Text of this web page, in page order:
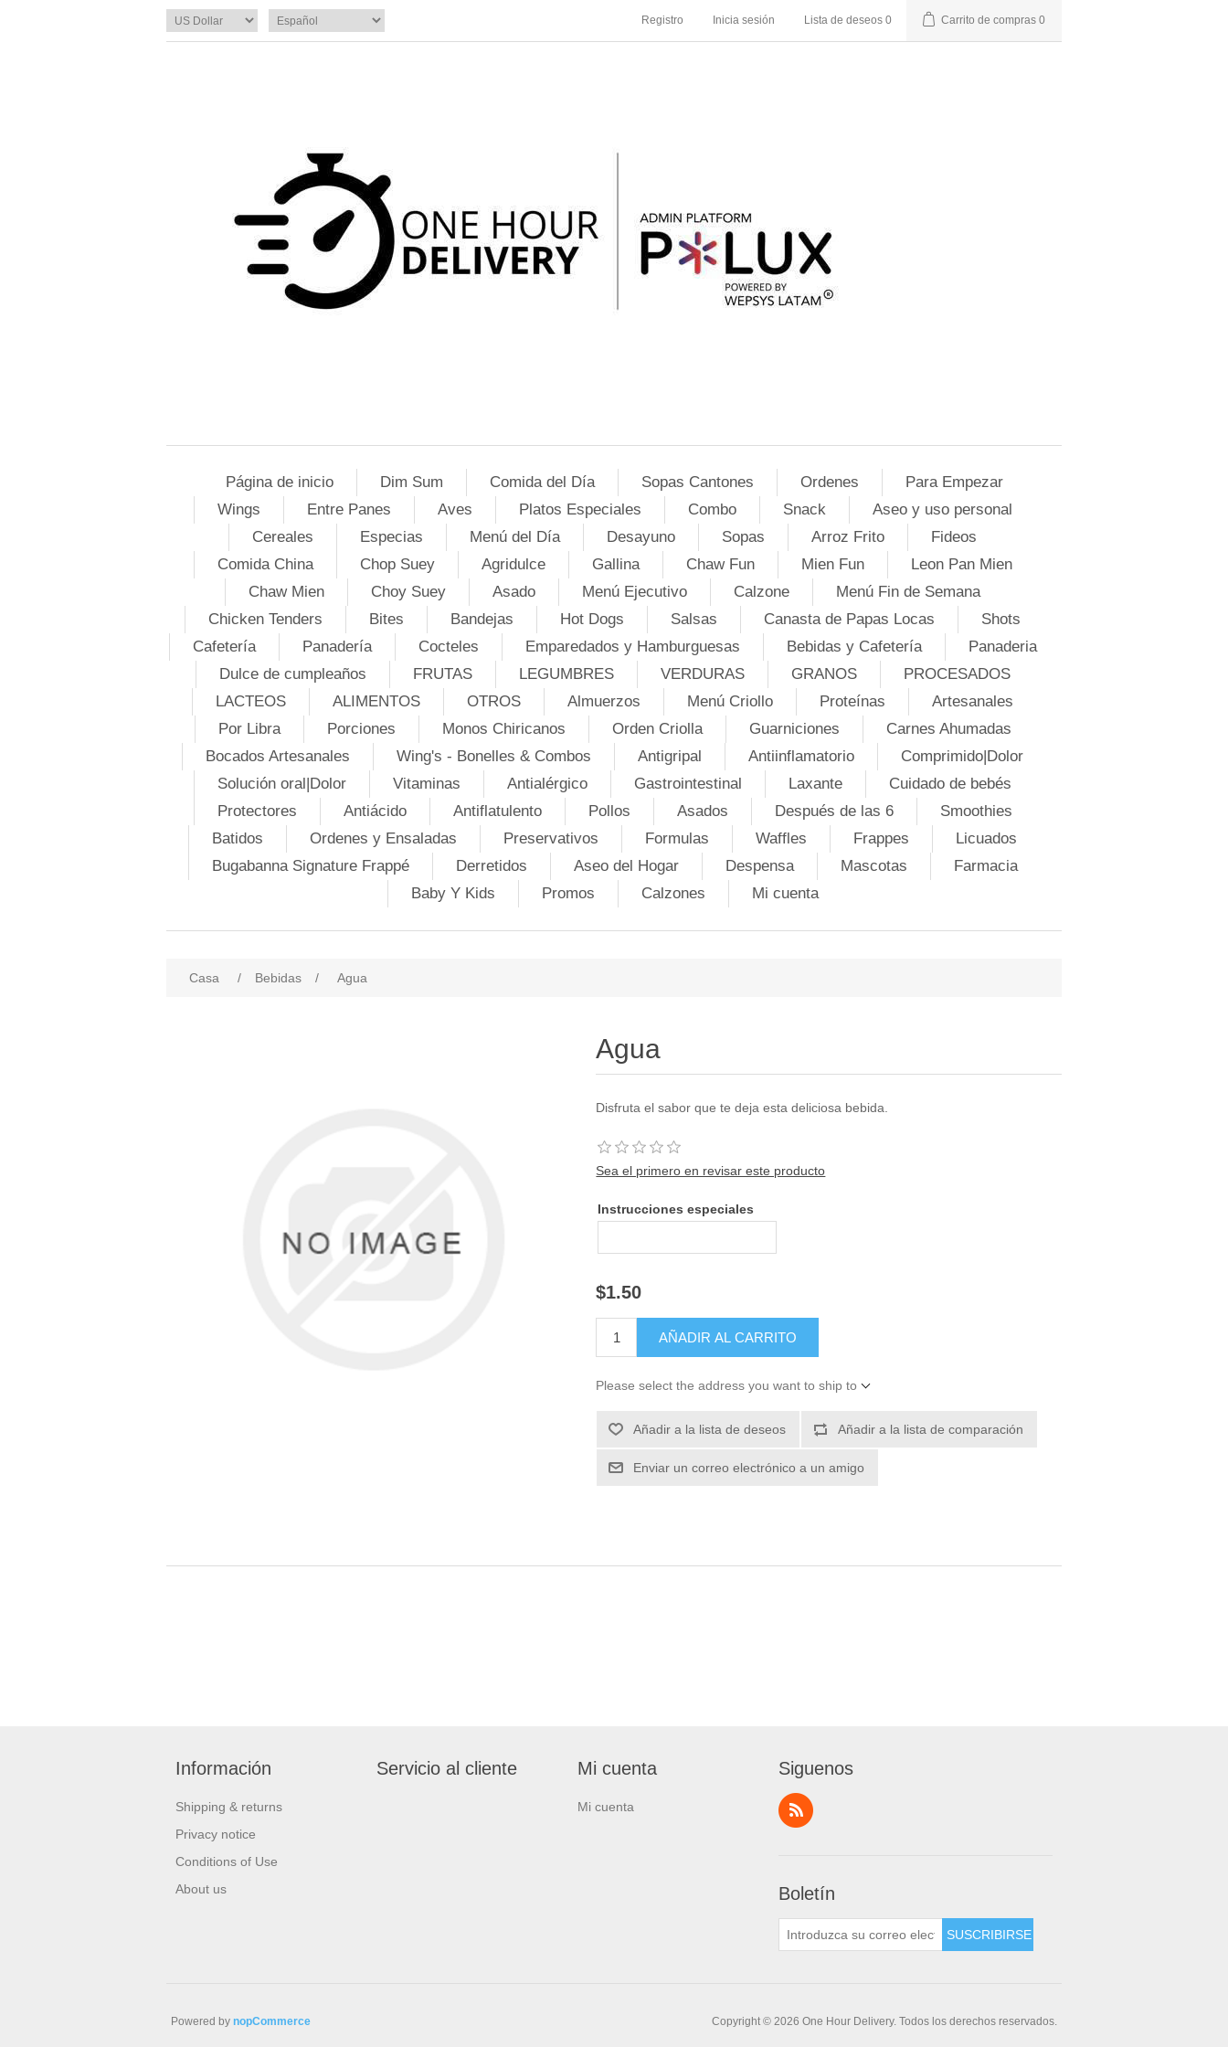
Registro Inicia sesión Lista de deseos 0 Carrito de compras 0
Página de inicio Dim Sum Comida del Día Sopas Cantones Ordenes
Para Empezar
Wings
Entre Panes Aves Platos Especiales Combo Snack
Aseo y uso personal
Cereales
Especias Menú del Día Desayuno Sopas Arroz Frito
Fideos
Comida China
Chop Suey Agridulce Gallina Chaw Fun Mien Fun
Leon Pan Mien
Chaw Mien
Choy Suey Asado Menú Ejecutivo Calzone
Menú Fin de Semana
Chicken Tenders
Bites Bandejas Hot Dogs Salsas Canasta de Papas Locas
Shots
Cafetería
Panadería Cocteles Emparedados y Hamburguesas Bebidas y Cafetería
Panaderia
Dulce de cumpleaños
FRUTAS LEGUMBRES VERDURAS GRANOS
PROCESADOS
LACTEOS
ALIMENTOS OTROS Almuerzos Menú Criollo Proteínas
Artesanales
Por Libra
Porciones Monos Chiricanos Orden Criolla Guarniciones
Carnes Ahumadas
Bocados Artesanales
Wing's - Bonelles & Combos Antigripal Antiinflamatorio
Comprimido|Dolor
Solución oral|Dolor
Vitaminas Antialérgico Gastrointestinal Laxante
Cuidado de bebés
Protectores
Antiácido Antiflatulento Pollos Asados Después de las 6
Smoothies
Batidos
Ordenes y Ensaladas Preservativos Formulas Waffles Frappes
Licuados
Bugabanna Signature Frappé
Derretidos Aseo del Hogar Despensa Mascotas
Farmacia
Baby Y Kids
Promos Calzones Mi cuenta
Casa / Bebidas / Agua
Agua
Disfruta el sabor que te deja esta deliciosa bebida.
Sea el primero en revisar este producto
Instrucciones especiales
$1.50
Please select the address you want to ship to
Información
Shipping & returns
Privacy notice
Conditions of Use
About us
Servicio al cliente Mi cuenta
Mi cuenta
Siguenos
Boletín
Copyright © 2026 One Hour Delivery. Todos los derechos reservados.
Powered by nopCommerce